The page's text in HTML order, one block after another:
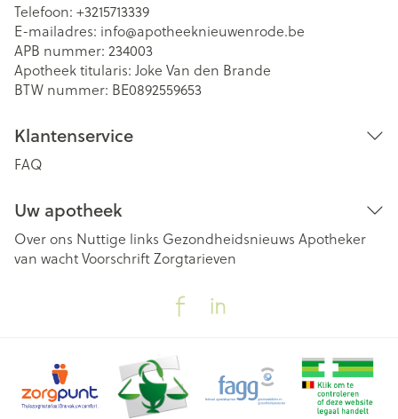
Telefoon: +3215713339
E-mailadres: info@apotheeknieuwenrode.be
APB nummer: 234003
Apotheek titularis: Joke Van den Brande
BTW nummer: BE0892559653
Klantenservice
FAQ
Uw apotheek
Over ons Nuttige links Gezondheidsnieuws Apotheker
van wachtVoorschriftZorgtarieven